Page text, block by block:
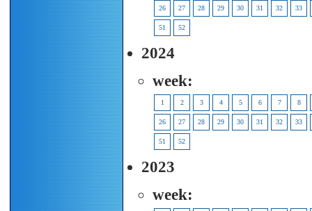
26 27 28 29 30 31 32 33
51 52
2024
week:
1 2 3 4 5 6 7 8
26 27 28 29 30 31 32 33
51 52
2023
week: